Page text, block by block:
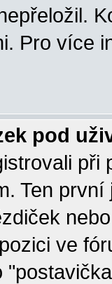
Pro více
pod
Ten
ve